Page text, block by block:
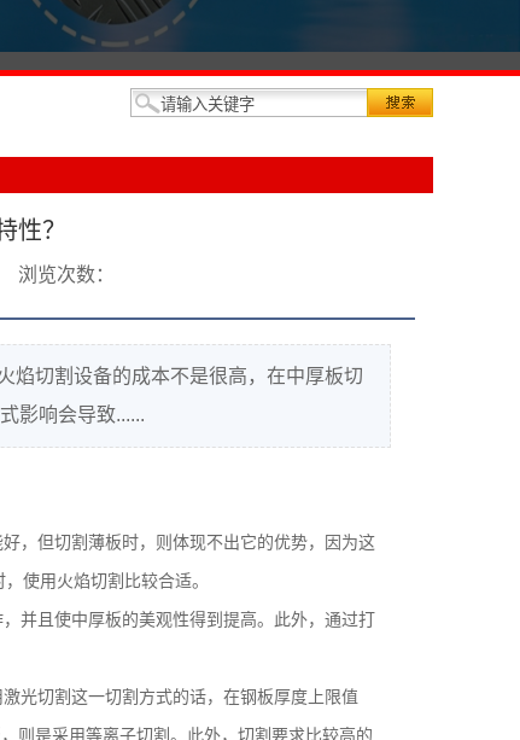
性？
浏览次数：
焰切割设备的成本不是很高，在中厚板切
影响会导致......
，但切割薄板时，则体现不出它的优势，因为这
使用火焰切割比较合适。
并且使中厚板的美观性得到提高。此外，通过打
光切割这一切割方式的话，在钢板厚度上限值
则是采用等离子切割。此外，切割要求比较高的